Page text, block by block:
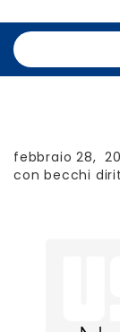
febbraio 28,
con becchi